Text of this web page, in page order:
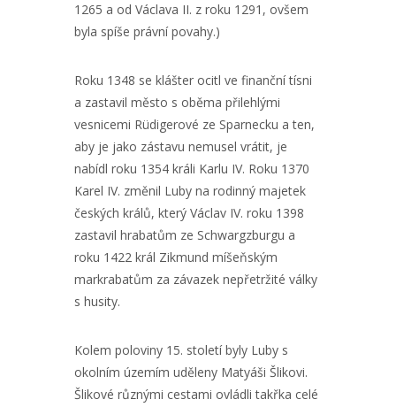
1265 a od Václava II. z roku 1291, ovšem
byla spíše právní povahy.)
Roku 1348 se klášter ocitl ve finanční tísni
a zastavil město s oběma přilehlými
vesnicemi Rüdigerové ze Sparnecku a ten,
aby je jako zástavu nemusel vrátit, je
nabídl roku 1354 králi Karlu IV. Roku 1370
Karel IV. změnil Luby na rodinný majetek
českých králů, který Václav IV. roku 1398
zastavil hrabatům ze Schwargzburgu a
roku 1422 král Zikmund míšeňským
markrabatům za závazek nepřetržité války
s husity.
Kolem poloviny 15. století byly Luby s
okolním územím uděleny Matyáši Šlikovi.
Šlikové různými cestami ovládli takřka celé